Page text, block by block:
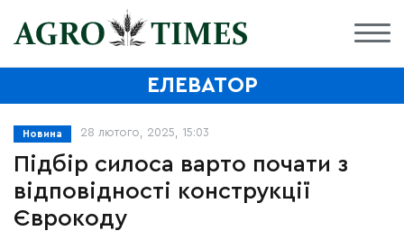
ЕЛЕВАТОР
Новина 28 лютого, 2025, 15:03
Підбір силоса варто почати з
відповідності конструкції
Єврокоду